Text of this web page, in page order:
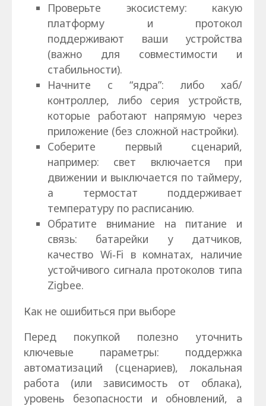
Проверьте экосистему: какую
платформу и протокол
поддерживают ваши устройства
(важно для совместимости и
стабильности).
Начните с “ядра”: либо хаб/
контроллер, либо серия устройств,
которые работают напрямую через
приложение (без сложной настройки).
Соберите первый сценарий,
например: свет включается при
движении и выключается по таймеру,
а термостат поддерживает
температуру по расписанию.
Обратите внимание на питание и
связь: батарейки у датчиков,
качество Wi‑Fi в комнатах, наличие
устойчивого сигнала протоколов типа
Zigbee.
Как не ошибиться при выборе
Перед покупкой полезно уточнить
ключевые параметры: поддержка
автоматизаций (сценариев), локальная
работа (или зависимость от облака),
уровень безопасности и обновлений, а